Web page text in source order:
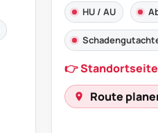
HU / AU
👉
Route